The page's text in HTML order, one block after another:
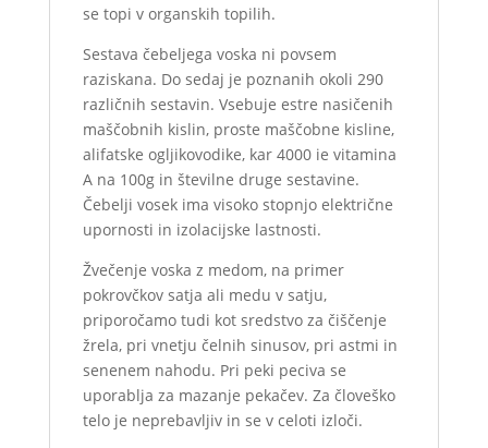
se topi v organskih topilih.
Sestava čebeljega voska ni povsem
raziskana. Do sedaj je poznanih okoli 290
različnih sestavin. Vsebuje estre nasičenih
maščobnih kislin, proste maščobne kisline,
alifatske ogljikovodike, kar 4000 ie vitamina
A na 100g in številne druge sestavine.
Čebelji vosek ima visoko stopnjo električne
upornosti in izolacijske lastnosti.
Žvečenje voska z medom, na primer
pokrovčkov satja ali medu v satju,
priporočamo tudi kot sredstvo za čiščenje
žrela, pri vnetju čelnih sinusov, pri astmi in
senenem nahodu. Pri peki peciva se
uporablja za mazanje pekačev. Za človeško
telo je neprebavljiv in se v celoti izloči.